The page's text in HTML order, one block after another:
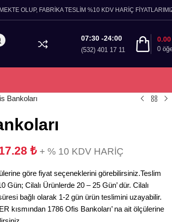
OLUP, FABRİKA TESLİM %10 KDV HARİÇ
07:30 -24:00
(532) 401 17 11 0
Bankoları
₺ + % 10 KDV HARİÇ
göre fiyat seçeneklerini görebilirsiniz.Teslim
Gün; Cilalı Ürünlerde 20 – 25 Gün’ dür. Cilalı
bağlı olarak 1-2 gün ürün teslimini uzayabilir.
kısmından 1786 Ofis Bankoları’ na ait ölçülerine